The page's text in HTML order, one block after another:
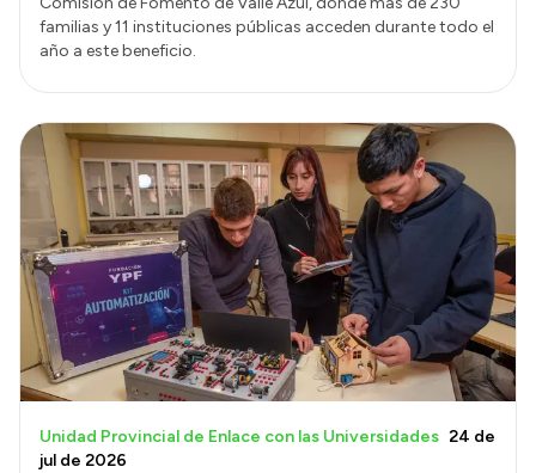
familias y 11 instituciones públicas acceden durante todo el
año a este beneficio.
Unidad Provincial de Enlace con las Universidades 24 de
jul de 2026